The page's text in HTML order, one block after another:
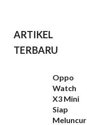
ARTIKEL
TERBARU
Oppo
Watch
X3 Mini
Siap
Meluncur